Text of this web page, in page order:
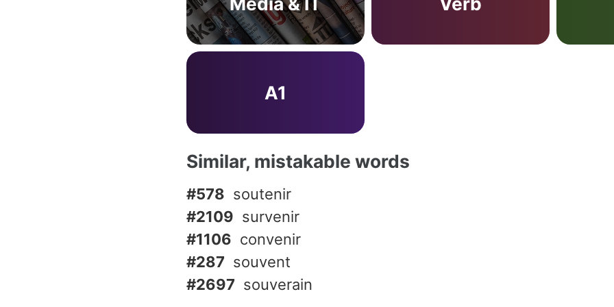
A1
Similar, mistakable words
#578 soutenir
#2109 survenir
#1106 convenir
#287 souvent
#2697 souverain